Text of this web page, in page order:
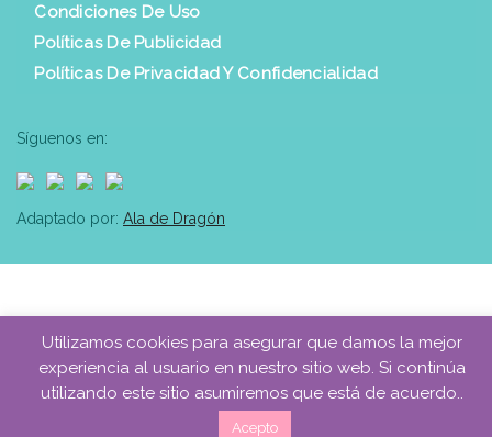
Condiciones De Uso
Políticas De Publicidad
Políticas De Privacidad Y Confidencialidad
Síguenos en:
Adaptado por: Ala de Dragón
Utilizamos cookies para asegurar que damos la mejor
experiencia al usuario en nuestro sitio web. Si continúa
utilizando este sitio asumiremos que está de acuerdo..
Acepto